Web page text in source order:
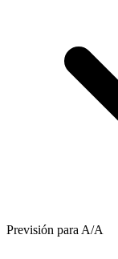
Previsión para A/A